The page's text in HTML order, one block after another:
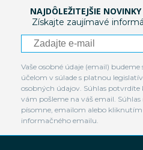
NAJDÔLEŽITEJŠIE
Získajte zaujímavé
Vaše osobné údaje (email)
účelom v súlade s platnou
osobných údajov. Súhlas
vám pošleme na váš email.
písomne, emailom alebo
informačného emailu.